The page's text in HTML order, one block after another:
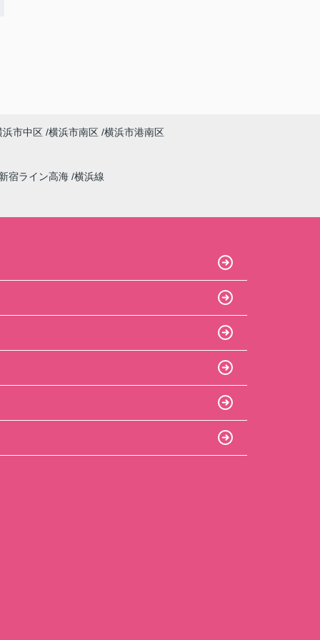
浜市中区 横浜市南区 横浜市港南区
宿ライン高海 横浜線